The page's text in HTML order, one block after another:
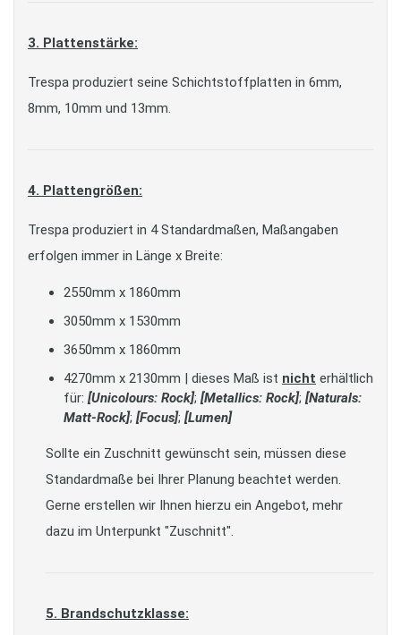
3. Plattenstärke:
Trespa produziert seine Schichtstoffplatten in 6mm,
8mm, 10mm und 13mm.
4. Plattengrößen:
Trespa produziert in 4 Standardmaßen, Maßangaben
erfolgen immer in Länge x Breite:
2550mm x 1860mm
3050mm x 1530mm
3650mm x 1860mm
4270mm x 2130mm | dieses Maß ist nicht erhältlich
für: [Unicolours: Rock]; [Metallics: Rock]; [Naturals:
Matt-Rock]; [Focus]; [Lumen]
Sollte ein Zuschnitt gewünscht sein, müssen diese
Standardmaße bei Ihrer Planung beachtet werden.
Gerne erstellen wir Ihnen hierzu ein Angebot, mehr
dazu im Unterpunkt "Zuschnitt".
5. Brandschutzklasse: